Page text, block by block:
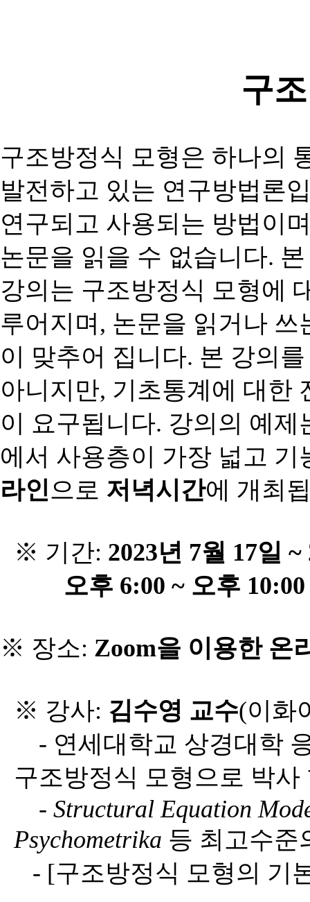
구
구조방정식 모형은 하나의
발전하고 있는 연구방법론
연구되고 사용되는 방법이
논문을 읽을 수 없습니다. 본
강의는 구조방정식 모형에
루어지며 , 논문을 읽거나 쓰
이
맞추어 집니다. 본 강의를
아니지만, 기초통계에 대한
이
요구됩니다. 강의의 예제
에서 사용층이 가장 넓고 기
라인으로 저녁시간에 개최
※ 기간: 2023년 7월 17일 ~
오후 6:00 ~ 오후 10:00
※ 장소: Zoom을 이용한 온
※ 강사: 김수영 교수(이화
- 연세대학교 상경대학
구조방정식 모형으로 박사
- Structural Equation
Psychometrika 등 최고수준
- [구조방정식 모형의 기